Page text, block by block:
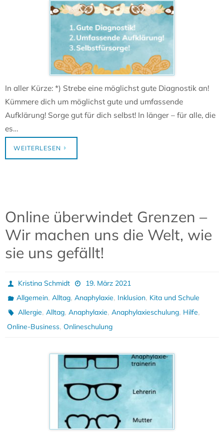
In aller Kürze: *) Strebe eine möglichst gute Diagnostik an!
Kümmere dich um möglichst gute und umfassende
Aufklärung! Sorge gut für dich selbst! In länger – für alle, die
es…
WEITERLESEN
Online überwindet Grenzen –
Wir machen uns die Welt, wie
sie uns gefällt!
Kristina Schmidt
19. März 2021
Allgemein,Alltag,Anaphylaxie, Inklusion, Kita und Schule
Allergie,Alltag,Anaphylaxie,Anaphylaxieschulung, Hilfe,
Online-Business, Onlineschulung